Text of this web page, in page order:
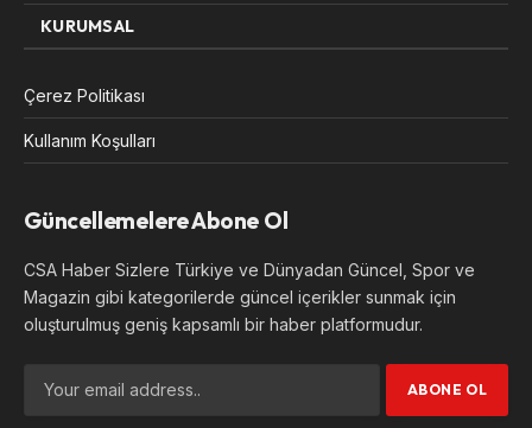
KURUMSAL
Çerez Politikası
Kullanım Koşulları
Güncellemelere Abone Ol
CSA Haber Sizlere Türkiye ve Dünyadan Güncel, Spor ve
Magazin gibi kategorilerde güncel içerikler sunmak için
oluşturulmuş geniş kapsamlı bir haber platformudur.